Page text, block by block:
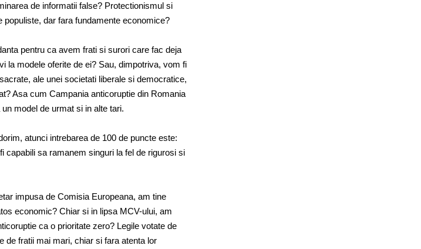
de informatii false? Protectionismul si
dar fara fundamente economice?
pentru ca avem frati si surori care fac deja
la modele oferite de ei? Sau, dimpotriva, vom fi
ale unei societati liberale si democratice,
Asa cum Campania anticoruptie din Romania
model de urmat si in alte tari.
atunci intrebarea de 100 de puncte este:
capabili sa ramanem singuri la fel de rigurosi si
impusa de Comisia Europeana, am tine
economic? Chiar si in lipsa MCV-ului, am
ca o prioritate zero? Legile votate de
de fratii mai mari, chiar si fara atenta lor